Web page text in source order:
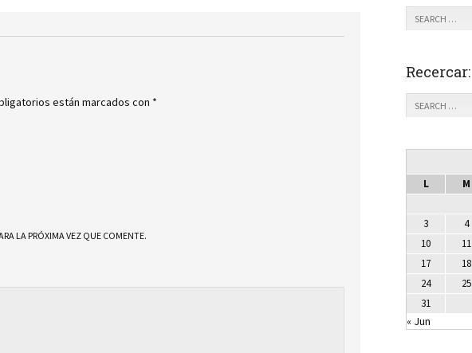
están marcados con *
LA PRÓXIMA VEZ QUE COMENTE.
Recercar:
L
M
3
4
10
11
17
18
24
25
31
« Jun